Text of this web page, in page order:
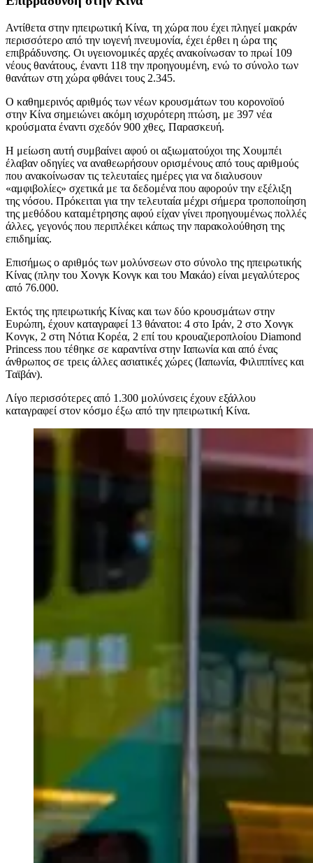
Αντίθετα στην ηπειρωτική Κίνα, τη χώρα που έχει πληγεί μακράν
περισσότερο από την ιογενή πνευμονία, έχει έρθει η ώρα της
επιβράδυνσης. Οι υγειονομικές αρχές ανακοίνωσαν το πρωί 109
νέους θανάτους, έναντι 118 την προηγουμένη, ενώ το σύνολο των
θανάτων στη χώρα φθάνει τους 2.345.
Ο καθημερινός αριθμός των νέων κρουσμάτων του κορονοϊού
στην Κίνα σημειώνει ακόμη ισχυρότερη πτώση, με 397 νέα
κρούσματα έναντι σχεδόν 900 χθες, Παρασκευή.
Η μείωση αυτή συμβαίνει αφού οι αξιωματούχοι της Χουμπέι
έλαβαν οδηγίες να αναθεωρήσουν ορισμένους από τους αριθμούς
που ανακοίνωσαν τις τελευταίες ημέρες για να διαλυσουν
«αμφιβολίες» σχετικά με τα δεδομένα που αφορούν την εξέλιξη
της νόσου. Πρόκειται για την τελευταία μέχρι σήμερα τροποποίηση
της μεθόδου καταμέτρησης αφού είχαν γίνει προηγουμένως πολλές
άλλες, γεγονός που περιπλέκει κάπως την παρακολούθηση της
επιδημίας.
Επισήμως ο αριθμός των μολύνσεων στο σύνολο της ηπειρωτικής
Κίνας (πλην του Χονγκ Κονγκ και του Μακάο) είναι μεγαλύτερος
από 76.000.
Εκτός της ηπειρωτικής Κίνας και των δύο κρουσμάτων στην
Ευρώπη, έχουν καταγραφεί 13 θάνατοι: 4 στο Ιράν, 2 στο Χονγκ
Κονγκ, 2 στη Νότια Κορέα, 2 επί του κρουαζιεροπλοίου Diamond
Princess που τέθηκε σε καραντίνα στην Ιαπωνία και από ένας
άνθρωπος σε τρεις άλλες ασιατικές χώρες (Ιαπωνία, Φιλιππίνες και
Ταϊβάν).
Λίγο περισσότερες από 1.300 μολύνσεις έχουν εξάλλου
καταγραφεί στον κόσμο έξω από την ηπειρωτική Κίνα.